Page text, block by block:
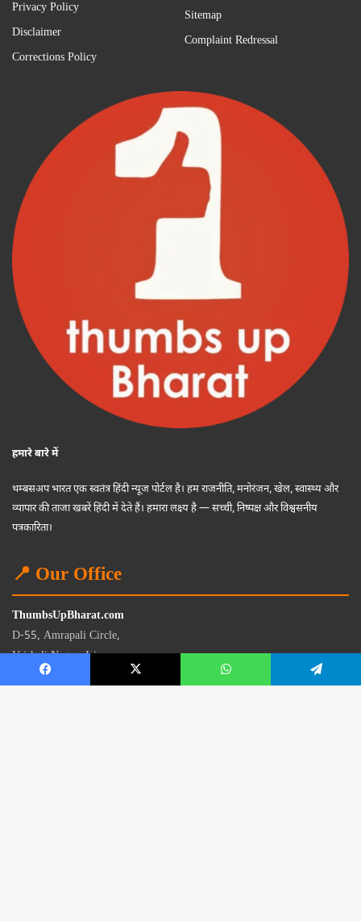
Privacy Policy
Disclaimer
Corrections Policy
Sitemap
Complaint Redressal
हमारे बारे में
थम्बसअप भारत एक स्वतंत्र हिंदी न्यूज पोर्टल है। हम राजनीति, मनोरंजन, खेल, स्वास्थ्य और
व्यापार की ताजा खबरें हिंदी में देते हैं। हमारा लक्ष्य है — सच्ची, निष्पक्ष और विश्वसनीय
पत्रकारिता।
📍 Our Office
ThumbsUpBharat.com
D-55, Amrapali Circle,
Vaishali Nagar, Jaipur
Rajasthan - 302021